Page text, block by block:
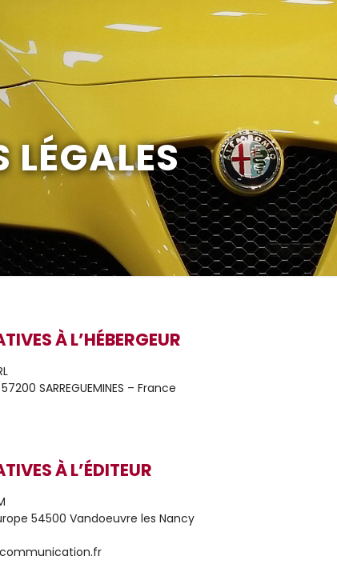
À L’HÉBERGEUR
SARREGUEMINES – France
À L’ÉDITEUR
54500 Vandoeuvre les Nancy